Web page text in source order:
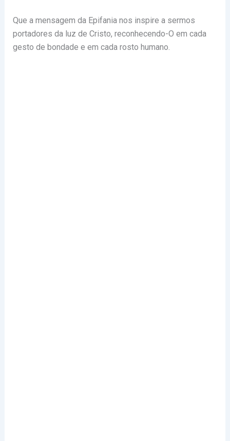
Que a mensagem da Epifania nos inspire a sermos
portadores da luz de Cristo, reconhecendo-O em cada
gesto de bondade e em cada rosto humano.